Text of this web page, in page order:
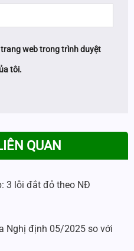
web trong trình duyệt
tôi.
QUAN
3 lỗi đắt đỏ theo NĐ
Nghị định 05/2025 so với